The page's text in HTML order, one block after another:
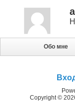
Обо мне
Copyright ©